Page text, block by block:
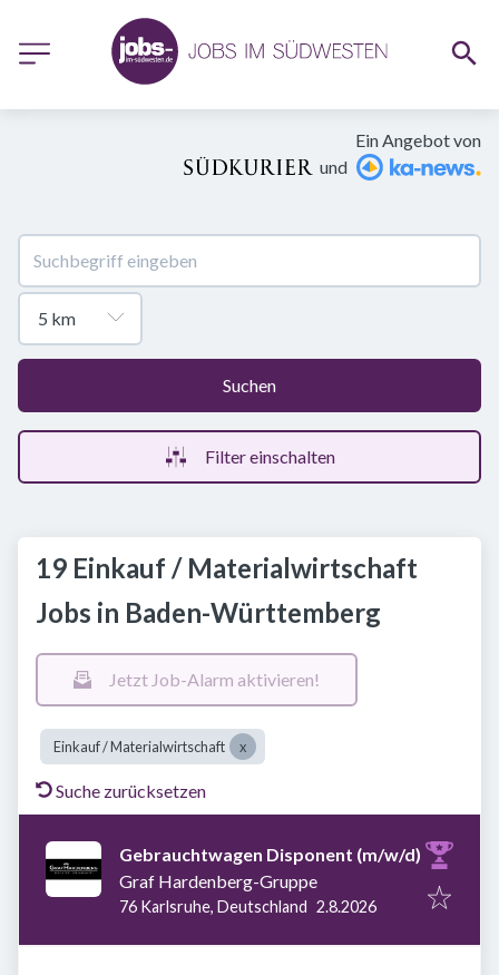
Ein Angebot von
und
Suchen
Filter einschalten
19 Einkauf / Materialwirtschaft
Jobs in Baden-Württemberg
Jetzt Job-Alarm aktivieren!
Einkauf / Materialwirtschaft
Suche zurücksetzen
Gebrauchtwagen Disponent (m/w/d)
Graf Hardenberg-Gruppe
76 Karlsruhe, Deutschland Veröffentlicht
2.8.2026